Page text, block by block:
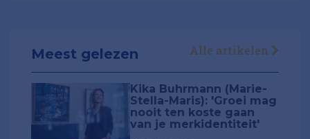
Meest gelezen Alle artikelen
Kika Buhrmann (Marie-
Stella-Maris): 'Groei mag
nooit ten koste gaan
van je merkidentiteit'